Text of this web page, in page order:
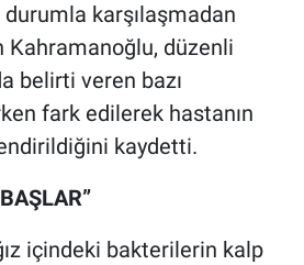
karşılaşmadan
düzenli
belirti veren bazı
fark edilerek hastanın
kaydetti.
içindeki bakterilerin kalp